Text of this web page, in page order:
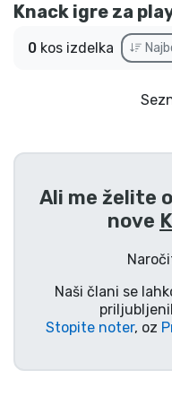
Knack igre za
0 kos izdelka
Ali me želite
nove
Naši člani se
Stopite noter, oz
Prednaročila
Outlet izdelki
Dostava in
Tv serijske
Filmske izdelki
Risani izdelki
Anime izdelki